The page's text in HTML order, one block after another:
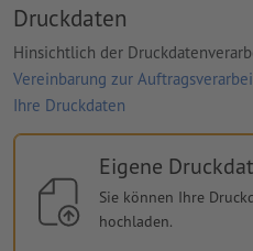
Druckdaten
Hinsichtlich der
Vereinbarung zur
Ihre Druckdaten
Eigene
Sie können Ihre
hochladen.